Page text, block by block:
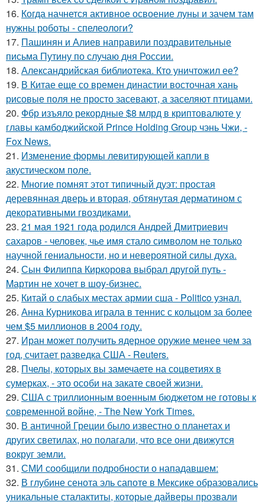
16. Когда начнется активное освоение луны и зачем там
нужны роботы - спелеологи?
17. Пашинян и Алиев направили поздравительные
письма Путину по случаю дня России.
18. Александрийская библиотека. Кто уничтожил ее?
19. В Китае еще со времен династии восточная хань
рисовые поля не просто засевают, а заселяют птицами.
20. Фбр изъяло рекордные $8 млрд в криптовалюте у
главы камбоджийской Prince Holding Group чэнь Чжи, -
Fox News.
21. Изменение формы левитирующей капли в
акустическом поле.
22. Многие помнят этот типичный дуэт: простая
деревянная дверь и вторая, обтянутая дерматином с
декоративными гвоздиками.
23. 21 мая 1921 года родился Андрей Дмитриевич
сахаров - человек, чье имя стало символом не только
научной гениальности, но и невероятной силы духа.
24. Сын Филиппa Киркоровa выбрал другой путь -
Mартин не хочет в шоy-бизнес.
25. Китай о слабых местах армии сша - Politico узнал.
26. Анна Курникова играла в теннис с кольцом за более
чем $5 миллионов в 2004 году.
27. Иран может получить ядерное оружие менее чем за
год, считает разведка США - Reuters.
28. Пчелы, которых вы замечаете на соцветиях в
сумерках, - это особи на закате своей жизни.
29. США с триллионным военным бюджетом не готовы к
современной войне, - The New York Times.
30. В античной Греции было известно о планетах и
других светилах, но полагали, что все они движутся
вокруг земли.
31. СМИ сообщили подробности о нападавшем:
32. В глубине сенота эль сапоте в Мексике образовались
уникальные сталактиты, которые дайверы прозвали